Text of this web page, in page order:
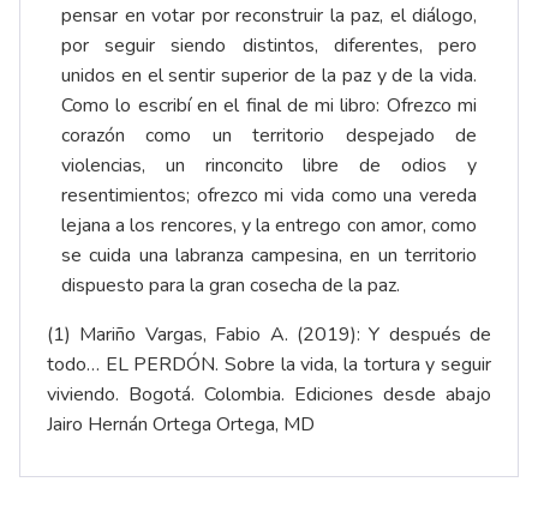
pensar en votar por reconstruir la paz, el diálogo,
por seguir siendo distintos, diferentes, pero
unidos en el sentir superior de la paz y de la vida.
Como lo escribí en el final de mi libro: Ofrezco mi
corazón como un territorio despejado de
violencias, un rinconcito libre de odios y
resentimientos; ofrezco mi vida como una vereda
lejana a los rencores, y la entrego con amor, como
se cuida una labranza campesina, en un territorio
dispuesto para la gran cosecha de la paz.
(1) Mariño Vargas, Fabio A. (2019): Y después de
todo… EL PERDÓN. Sobre la vida, la tortura y seguir
viviendo. Bogotá. Colombia. Ediciones desde abajo
Jairo Hernán Ortega Ortega, MD